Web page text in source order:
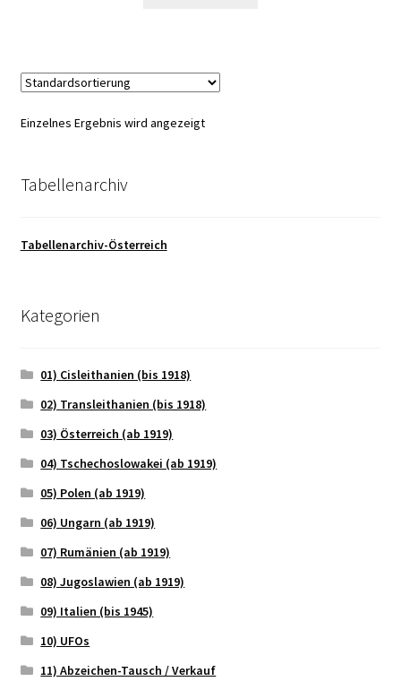
Einzelnes Ergebnis wird angezeigt
Tabellenarchiv
Tabellenarchiv-Österreich
Kategorien
01) Cisleithanien (bis 1918)
02) Transleithanien (bis 1918)
03) Österreich (ab 1919)
04) Tschechoslowakei (ab 1919)
05) Polen (ab 1919)
06) Ungarn (ab 1919)
07) Rumänien (ab 1919)
08) Jugoslawien (ab 1919)
09) Italien (bis 1945)
10) UFOs
11) Abzeichen-Tausch / Verkauf